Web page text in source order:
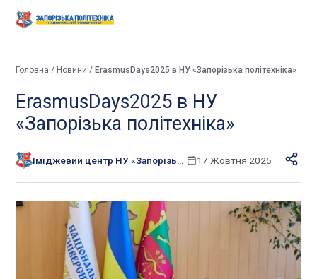
Головна / Новини / ErasmusDays2025 в НУ «Запорізька політехніка»
ErasmusDays2025 в НУ
«Запорізька політехніка»
Іміджевий центр НУ «Запорізька політехніка» 17 Жовтня 2025